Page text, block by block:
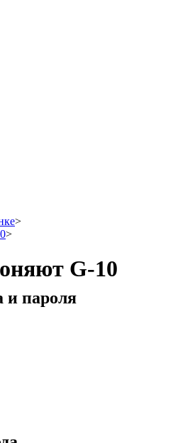
>
>
G-10
и пароля